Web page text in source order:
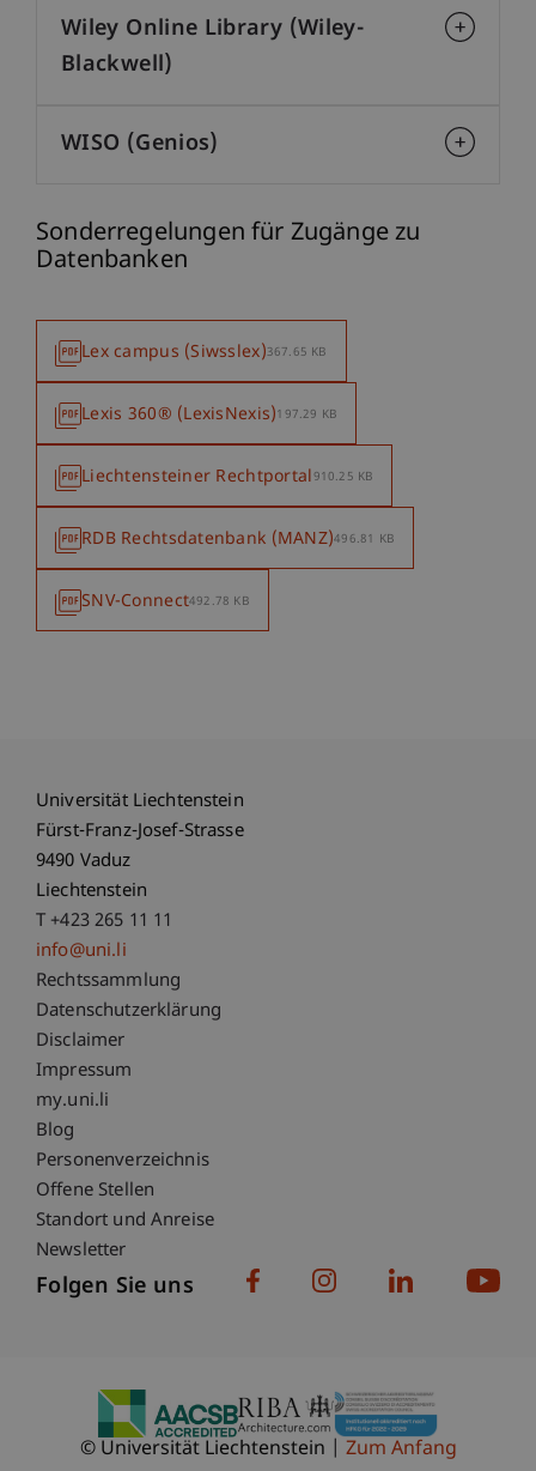
Wiley Online Library (Wiley-
Blackwell)
WISO (Genios)
Sonderregelungen für Zugänge zu
Datenbanken
Lex campus (Siwsslex)367.65 KB
Lexis 360® (LexisNexis)197.29 KB
Liechtensteiner Rechtportal910.25 KB
RDB Rechtsdatenbank (MANZ)496.81 KB
SNV-Connect492.78 KB
Universität Liechtenstein
Fürst-Franz-Josef-Strasse
9490 Vaduz
Liechtenstein
T +423 265 11 11
info@uni.li
Fußzeile Rechtliche Hinweise
Rechtssammlung
Datenschutzerklärung
Disclaimer
Impressum
Fußzeile Subdomain-Verzeichnis
my.uni.li
Blog
Personenverzeichnis
Offene Stellen
Standort und Anreise
Newsletter
Folgen Sie uns
© Universität Liechtenstein Zum Anfang